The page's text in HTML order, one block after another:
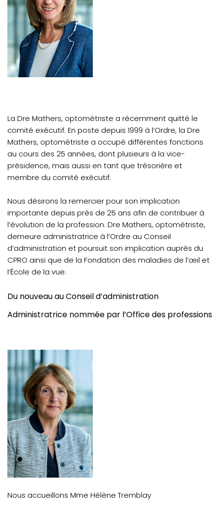
La Dre Mathers, optométriste a récemment quitté le
comité exécutif. En poste depuis 1999 à l’Ordre, la Dre
Mathers, optométriste a occupé différentes fonctions
au cours des 25 années, dont plusieurs à la vice-
présidence, mais aussi en tant que trésorière et
membre du comité exécutif.
Nous désirons la remercier pour son implication
importante depuis près de 25 ans afin de contribuer à
l’évolution de la profession. Dre Mathers, optométriste,
demeure administratrice à l’Ordre au Conseil
d’administration et poursuit son implication auprès du
CPRO ainsi que de la Fondation des maladies de l’œil et
l’École de la vue.
Du nouveau au Conseil d’administration
Administratrice nommée par l’Office des professions
Nous accueillons Mme Hélène Tremblay